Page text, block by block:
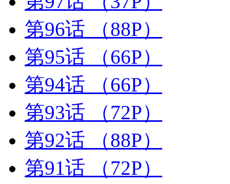
第96话
（88P）
第95话
（66P）
第94话
（66P）
第93话
（72P）
第92话
（88P）
第91话
（72P）